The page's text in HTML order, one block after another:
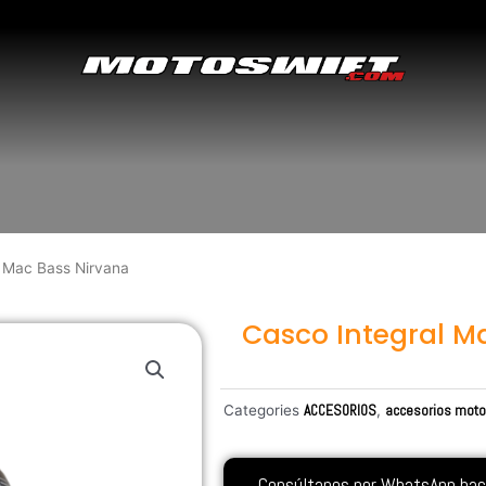
Bass Nirvana
Casco Integral
Categories ACCESORIOS, accesorios